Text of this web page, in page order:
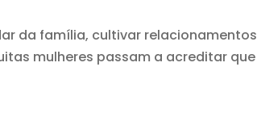
da família, cultivar relacionamentos
mulheres passam a acreditar que